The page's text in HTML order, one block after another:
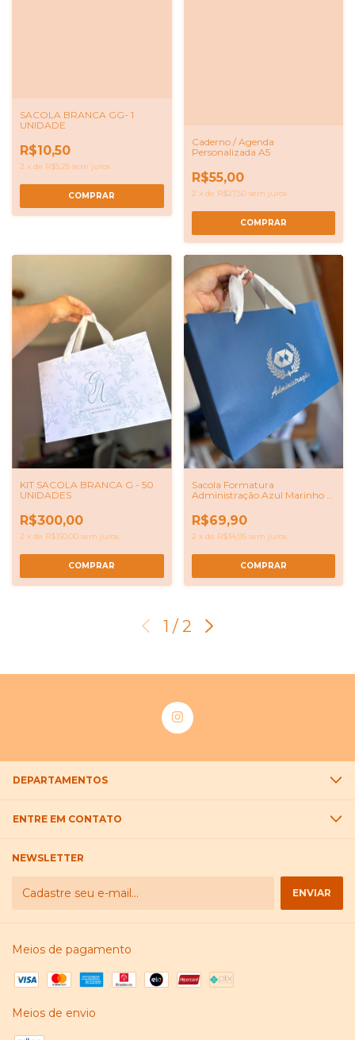
SACOLA BRANCA GG- 1
UNIDADE
R$10,50
2 x de R$5,25 sem juros
COMPRAR
Caderno / Agenda
Personalizada A5
R$55,00
2 x de R$27,50 sem juros
COMPRAR
KIT SACOLA BRANCA G - 50
UNIDADES
R$300,00
2 x de R$150,00 sem juros
COMPRAR
Sacola Formatura
Administração Azul Marinho G
Pronta Entrega 10 UNIDADES
R$69,90
2 x de R$34,95 sem juros
1 / 2
DEPARTAMENTOS
ENTRE EM CONTATO
NEWSLETTER
Meios de pagamento
Meios de envio